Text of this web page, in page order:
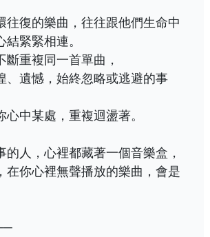
往復的樂曲，往往跟他們生命中
緊緊相連。
斷重複同一首單曲，
、遺憾，始終忽略或逃避的事
心中某處，重複迴盪著。
的人，心裡都藏著一個音樂盒，
在你心裡無聲播放的樂曲，會是